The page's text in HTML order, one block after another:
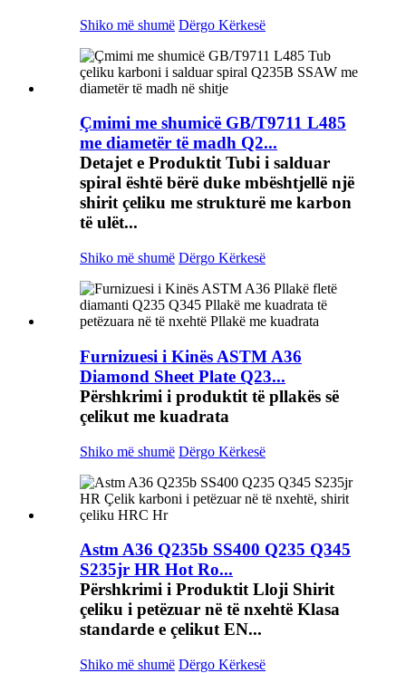
Shiko më shumë Dërgo Kërkesë
Çmimi me shumicë GB/T9711 L485
me diametër të madh Q2...
Detajet e Produktit Tubi i salduar
spiral është bërë duke mbështjellë një
shirit çeliku me strukturë me karbon
të ulët...
Shiko më shumë Dërgo Kërkesë
Furnizuesi i Kinës ASTM A36
Diamond Sheet Plate Q23...
Përshkrimi i produktit të pllakës së
çelikut me kuadrata
Shiko më shumë Dërgo Kërkesë
Astm A36 Q235b SS400 Q235 Q345
S235jr HR Hot Ro...
Përshkrimi i Produktit Lloji Shirit
çeliku i petëzuar në të nxehtë Klasa
standarde e çelikut EN...
Shiko më shumë Dërgo Kërkesë